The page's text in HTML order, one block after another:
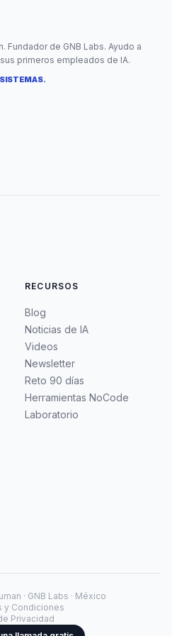
Fundador de GNB Labs. Ayudo a
primeros empleados de IA.
RECURSOS
Blog
Noticias de IA
Videos
Newsletter
Reto 90 días
Herramientas NoCode
Laboratorio
· GNB Labs · México
y Condiciones
Privacidad